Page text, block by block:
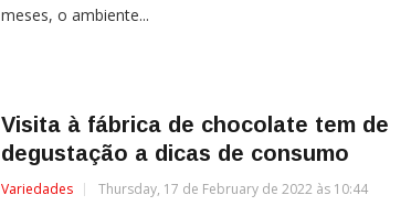
meses, o ambiente...
Visita à fábrica de chocolate tem de
degustação a dicas de consumo
Variedades Thursday, 17 de February de 2022 às 10:44